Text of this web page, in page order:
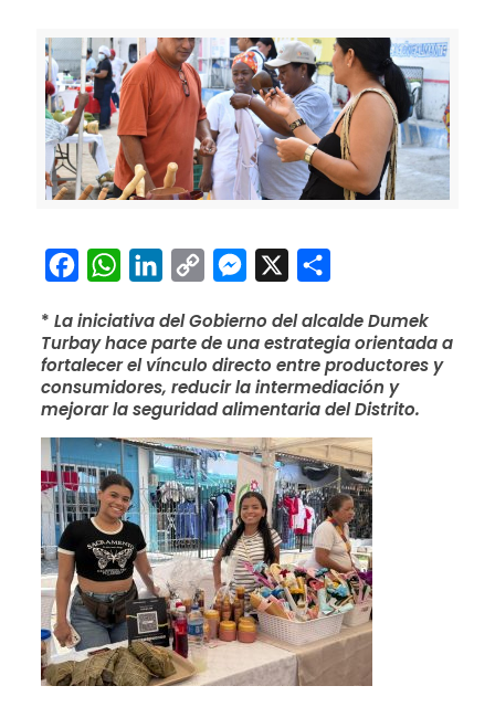
FacebookWhatsAppLinkedIn
Copy
Messenger
* La iniciativa del Gobierno del alcalde Dumek
Turbay hace parte de una estrategia orientada a
fortalecer el vínculo directo entre productores y
consumidores, reducir la intermediación y
mejorar la seguridad alimentaria del Distrito.